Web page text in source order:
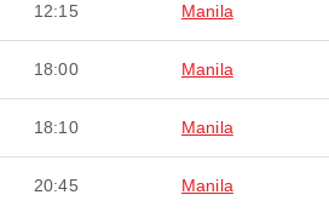
12:15 Manila
18:00 Manila
18:10 Manila
20:45 Manila